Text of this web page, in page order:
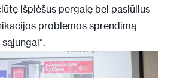
išplėšus pergalę bei pasiūlius
problemos sprendimą